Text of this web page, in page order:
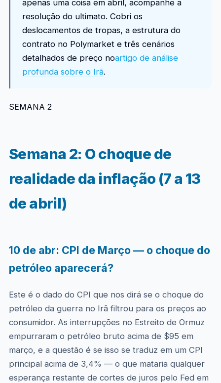
apenas uma coisa em abril, acompanhe a
resolução do ultimato. Cobri os
deslocamentos de tropas, a estrutura do
contrato no Polymarket e três cenários
detalhados de preço noartigo de análise
profunda sobre o Irã.
SEMANA 2
Semana 2: O choque de
realidade da inflação (7 a 13
de abril)
10 de abr: CPI de Março — o choque do
petróleo aparecerá?
Este é o dado do CPI que nos dirá se o choque do
petróleo da guerra no Irã filtrou para os preços ao
consumidor. As interrupções no Estreito de Ormuz
empurraram o petróleo bruto acima de $95 em
março, e a questão é se isso se traduz em um CPI
principal acima de 3,4% — o que mataria qualquer
esperança restante de cortes de juros pelo Fed em